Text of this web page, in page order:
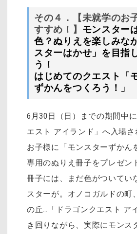
その４．【未就学のお
すすめ！】 モンスター
色？ぬりえを楽しみな
スターはかせ」を目指
う！
はじめてのクエスト「
ずかんをつくろう！」
6月30日（日）までの期間中
エスト アイランド」へ入場
お子様に「モンスターずかん
専用のぬりえ冊子をプレゼン
冊子には、まだ色がついてい
スターが。オノコガルドの町
の丘…「ドラゴンクエスト ア
き回りながら、実際にモンス